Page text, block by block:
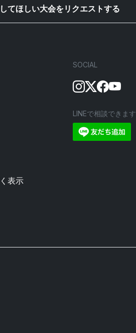
てほしい大会をリクエストする
表示
SOCIAL
LINEで相談できます